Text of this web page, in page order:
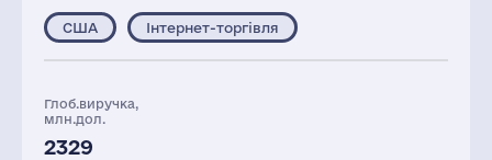
США Інтернет-торгівля
Глоб.виручка,
млн.дол.
2329